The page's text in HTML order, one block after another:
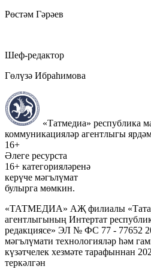
Рөстәм Гәрәев
Шеф-редактор
Гөлүзә Ибраһимова
«Татмедиа» республика
коммуникацияләр агентлыгы
16+
Әлеге ресурста
16+ категорияләренә
керүче мәгълүмат
булырга мөмкин.
«ТАТМЕДИА» АҖ филиалы
агентлыгының Интертат
редакциясе» ЭЛ № ФС 77 - 77652
мәгълүмати технологияләр һәм
күзәтчелек хезмәте тарафыннан
теркәлгән